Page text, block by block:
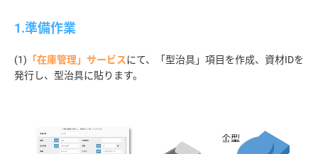
1.準備作業
(1) 「在庫管理」サービスにて、「型治具」項目を作成、資材IDを